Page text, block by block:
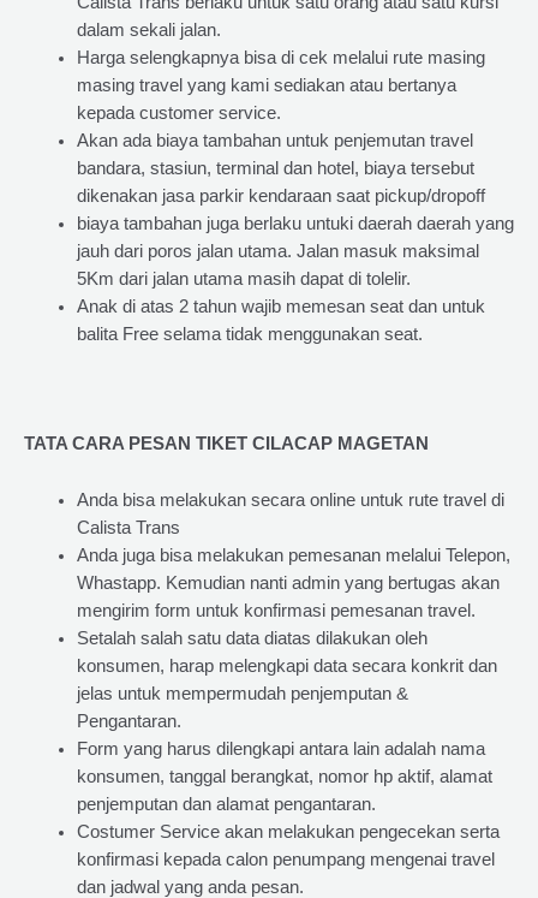
dalam sekali jalan.
Harga selengkapnya bisa di cek melalui rute masing
masing travel yang kami sediakan atau bertanya
kepada customer service.
Akan ada biaya tambahan untuk penjemutan travel
bandara, stasiun, terminal dan hotel, biaya tersebut
dikenakan jasa parkir kendaraan saat pickup/dropoff
biaya tambahan juga berlaku untuki daerah daerah yang
jauh dari poros jalan utama. Jalan masuk maksimal
5Km dari jalan utama masih dapat di tolelir.
Anak di atas 2 tahun wajib memesan seat dan untuk
balita Free selama tidak menggunakan seat.
TATA CARA PESAN TIKET CILACAP MAGETAN
Anda bisa melakukan secara online untuk rute travel di
Calista Trans
Anda juga bisa melakukan pemesanan melalui Telepon,
Whastapp. Kemudian nanti admin yang bertugas akan
mengirim form untuk konfirmasi pemesanan travel.
Setalah salah satu data diatas dilakukan oleh
konsumen, harap melengkapi data secara konkrit dan
jelas untuk mempermudah penjemputan &
Pengantaran.
Form yang harus dilengkapi antara lain adalah nama
konsumen, tanggal berangkat, nomor hp aktif, alamat
penjemputan dan alamat pengantaran.
Costumer Service akan melakukan pengecekan serta
konfirmasi kepada calon penumpang mengenai travel
dan jadwal yang anda pesan.